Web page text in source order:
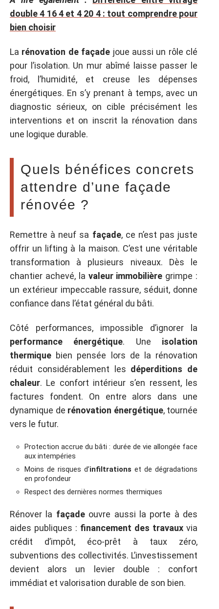
double 4 16 4 et 4 20 4 : tout comprendre pour
bien choisir
La rénovation de façade joue aussi un rôle clé
pour l’isolation. Un mur abîmé laisse passer le
froid, l’humidité, et creuse les dépenses
énergétiques. En s’y prenant à temps, avec un
diagnostic sérieux, on cible précisément les
interventions et on inscrit la rénovation dans
une logique durable.
Quels bénéfices concrets
attendre d’une façade
rénovée ?
Remettre à neuf sa façade, ce n’est pas juste
offrir un lifting à la maison. C’est une véritable
transformation à plusieurs niveaux. Dès le
chantier achevé, la valeur immobilière grimpe :
un extérieur impeccable rassure, séduit, donne
confiance dans l’état général du bâti.
Côté performances, impossible d’ignorer la
performance énergétique. Une isolation
thermique bien pensée lors de la rénovation
réduit considérablement les déperditions de
chaleur. Le confort intérieur s’en ressent, les
factures fondent. On entre alors dans une
dynamique de rénovation énergétique, tournée
vers le futur.
Protection accrue du bâti : durée de vie allongée face
aux intempéries
Moins de risques d’infiltrations et de dégradations
en profondeur
Respect des dernières normes thermiques
Rénover la façadeouvre aussi la porte à des
aides publiques : financement des travaux via
crédit d’impôt, éco-prêt à taux zéro,
subventions des collectivités. L’investissement
devient alors un levier double : confort
immédiat et valorisation durable de son bien.